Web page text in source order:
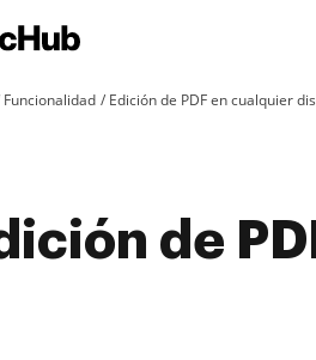
Funcionalidad Edición de PDF en cualquier
de